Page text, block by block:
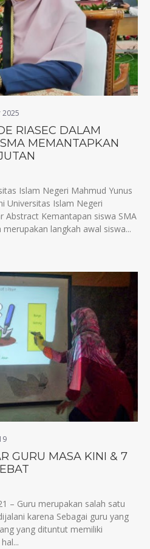
2025
RIASEC DALAM
MEMANTAPKAN
Islam Negeri Mahmud Yunus
Universitas Islam Negeri
Abstract Kemantapan siswa SMA
langkah awal siswa...
GURU MASA KINI & 7
– Guru merupakan salah satu
karena Sebagai guru yang
yang dituntut memiliki